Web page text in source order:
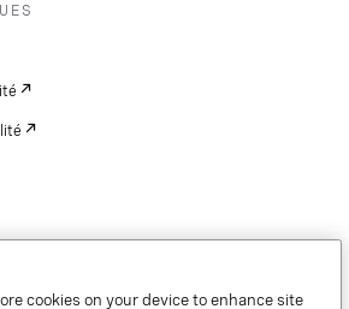
cookies on your device to enhance site